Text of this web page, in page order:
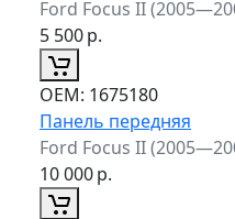
Ford Focus II
5 500р.
ОЕМ: 1675180
Панель передняя
Ford Focus II
10 000р.